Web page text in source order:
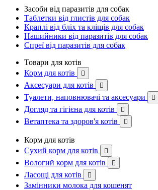
Засоби від паразитів для собак
Таблетки від глистів для собак
Краплі від бліх та кліщів для собак
Нашийники від паразитів для собак
Спреї від паразитів для собак
Товари для котів
Корм для котів

Аксесуари для котів 
Туалети, наповнювачі та аксесуари 
Догляд та гігієна для котів 
Ветаптека та здоров'я котів 
Корм для котів
Сухий корм для котів

Вологий корм для котів 
Ласощі для котів 
Замінники молока для кошенят